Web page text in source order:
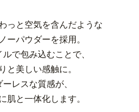
っと空気を含んだような
ーパウダーを採用。
で包み込むことで、
と美しい感触に。
レスな質感が、
肌と一体化します。